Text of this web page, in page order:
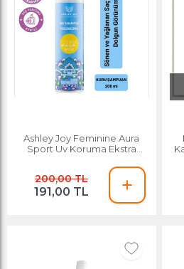
Ashley Joy Feminine Aura
Sport Uv Koruma Ekstra
Limon Kokulu Saç Parfümü
Etkili
200,00 TL
191,00 TL